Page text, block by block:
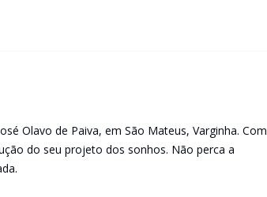
Olavo de Paiva, em São Mateus, Varginha. Com
do seu projeto dos sonhos. Não perca a